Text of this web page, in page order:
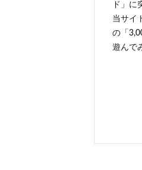
ド」に
当サイ
の「
遊んで